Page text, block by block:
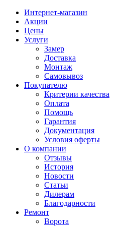
Интернет-магазин
Акции
Цены
Услуги
Замер
Доставка
Монтаж
Самовывоз
Покупателю
Критерии качества
Оплата
Помощь
Гарантия
Документация
Условия оферты
О компании
Отзывы
История
Новости
Статьи
Дилерам
Благодарности
Ремонт
Ворота